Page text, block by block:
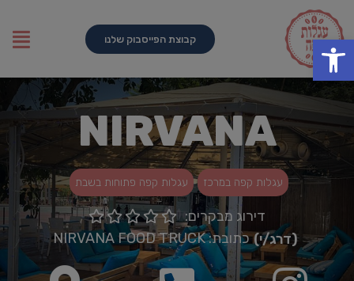
פתח סרגל נגישותקבוצת הפייסבוק שלנו
NIRVANA
עגלות קפה במרכז עגלות קפה פתוחות בשבת
דירוג מבקרים: 




(דרג/י) כתובת: NIRVANA FOOD TRUCK